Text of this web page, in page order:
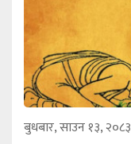
बुधबार, साउन १३, २०८३